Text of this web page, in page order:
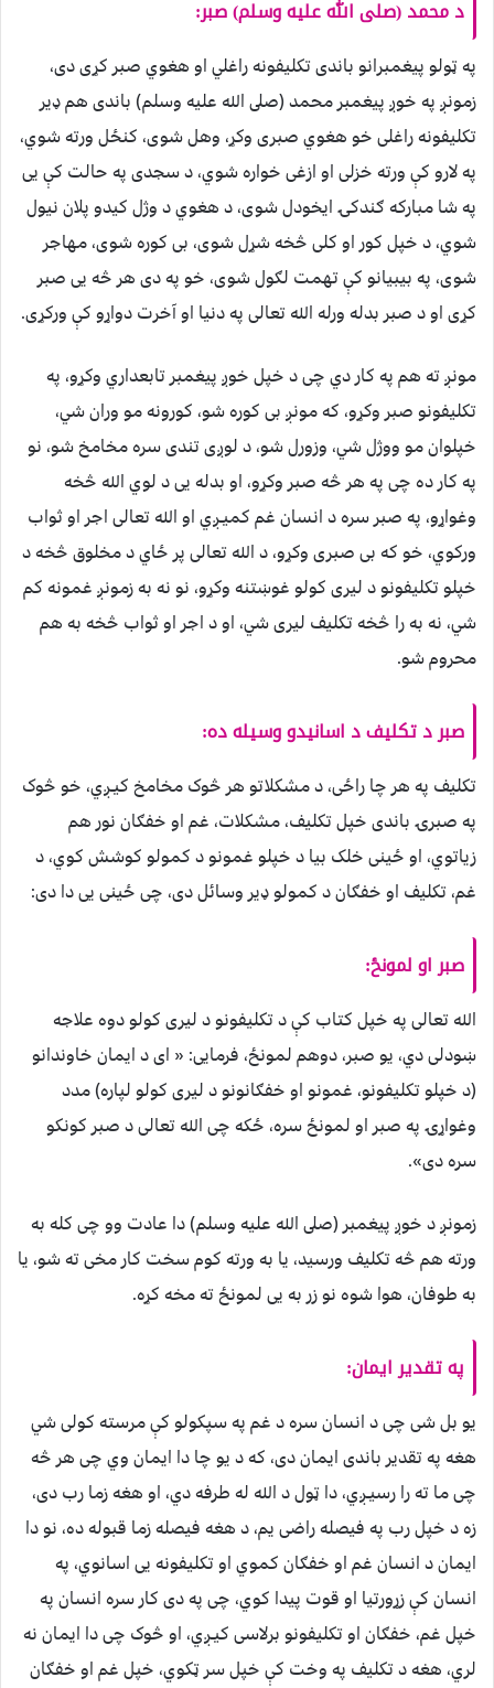
د محمد (صلى الله عليه وسلم) صبر:
په ټولو پيغمبرانو باندی تکلیفونه راغلي او هغوي صبر کړی دی،
زمونږ په خوږ پيغمبر محمد (صلى الله عليه وسلم) باندی هم ډیر
تکلیفونه راغلی خو هغوي صبری وکړ، وهل شوی، کنځل ورته شوي،
په لارو کې ورته خزلی او ازغی خواره شوي، د سجدی په حالت کې يی
په شا مبارکه ګندکۍ ایخودل شوی، د هغوي د وژل کیدو پلان نیول
شوي، د خپل کور او کلی څخه شړل شوی، بی کوره شوی، مهاجر
شوی، په بیبیانو کې تهمت لګول شوی، خو په دی هر څه يی صبر
کړی او د صبر بدله ورله الله تعالی په دنیا او آخرت دواړو کې ورکړی.
مونږ ته هم په کار دي چی د خپل خوږ پیغمبر تابعداري وکړو، په
تکلیفونو صبر وکړو، که مونږ بی کوره شو، کورونه مو وران شي،
خپلوان مو ووژل شي، وزورل شو، د لوږی تندی سره مخامخ شو، نو
په کار ده چی په هر څه صبر وکړو، او بدله يی د لوي الله څخه
وغواړو، په صبر سره د انسان غم کميـږي او الله تعالی اجر او ثواب
ورکوي، خو که بی صبری وکړو، د الله تعالی پر ځاي د مخلوق څخه د
خپلو تکلیفونو د لیری کولو غوښتنه وکړو، نو نه به زمونږ غمونه کم
شي، نه به را څخه تکلیف لیری شي، او د اجر او ثواب څخه به هم
محروم شو.
صبر د تکلیف د اسانیدو وسیله ده:
تکلیف په هر چا راځی، د مشکلاتو هر څوک مخامخ کيـږي، خو څوک
په صبرۍ باندی خپل تکلیف، مشکلات، غم او خفګان نور هم
زیاتوي، او ځینی خلک بیا د خپلو غمونو د کمولو کوشش کوي، د
غم، تکلیف او خفګان د کمولو ډیر وسائل دی، چی ځینی یی دا دی:
صبر او لمونځ:
الله تعالی په خپل کتاب کې د تکلیفونو د لیری کولو دوه علاجه
ښودلی دي، یو صبر، دوهم لمونځ، فرمايی: « ای د ایمان خاوندانو
(د خپلو تکلیفونو، غمونو او خفګانونو د لیری کولو لپاره) مدد
وغواړۍ په صبر او لمونځ سره، ځکه چی الله تعالی د صبر کونکو
سره دی».
زمونږ د خوږ پيغمبر (صلى الله عليه وسلم) دا عادت وو چی کله به
ورته هم څه تکلیف ورسید، یا به ورته کوم سخت کار مخی ته شو، یا
به طوفان، هوا شوه نو زر به يی لمونځ ته مخه کړه.
په تقدیر ایمان:
یو بل شی چی د انسان سره د غم په سپکولو کې مرسته کولی شي
هغه په تقدیر باندی ایمان دی، که د یو چا دا ایمان وي چی هر څه
چی ما ته را رسيـږي، دا ټول د الله له طرفه دي، او هغه زما رب دی،
زه د خپل رب په فیصله راضی یم، د هغه فیصله زما قبوله ده، نو دا
ایمان د انسان غم او خفګان کموي او تکلیفونه یی اسانوي، په
انسان کې زړورتیا او قوت پیدا کوي، چی په دی کار سره انسان په
خپل غم، خفګان او تکلیفونو برلاسی کيـږي، او څوک چی دا ایمان نه
لري، هغه د تکلیف په وخت کې خپل سر ټکوي، خپل غم او خفګان